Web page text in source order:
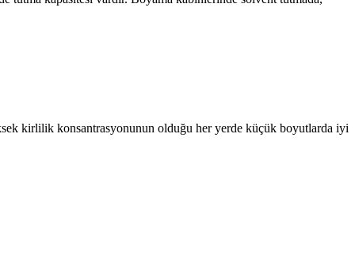
kirlilik konsantrasyonunun olduğu her yerde küçük boyutlarda iyi